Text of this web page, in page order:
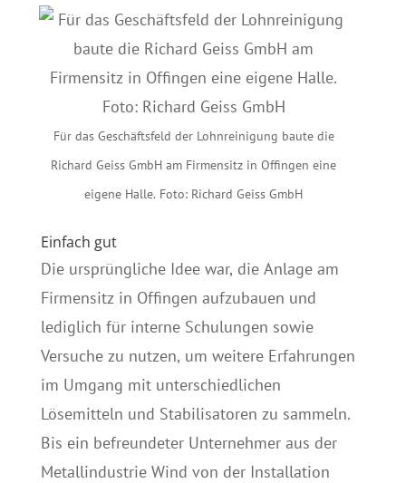
Für das Geschäftsfeld der Lohnreinigung baute die
Richard Geiss GmbH am Firmensitz in Offingen eine
eigene Halle. Foto: Richard Geiss GmbH
Einfach gut
Die ursprüngliche Idee war, die Anlage am
Firmensitz in Offingen aufzubauen und
lediglich für interne Schulungen sowie
Versuche zu nutzen, um weitere Erfahrungen
im Umgang mit unterschiedlichen
Lösemitteln und Stabilisatoren zu sammeln.
Bis ein befreundeter Unternehmer aus der
Metallindustrie Wind von der Installation